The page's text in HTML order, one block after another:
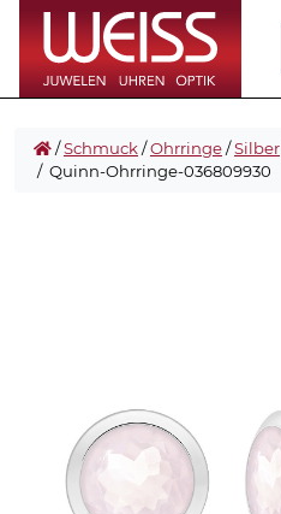
/Schmuck/Ohrringe/Silber
/ Quinn-Ohrringe-036809930